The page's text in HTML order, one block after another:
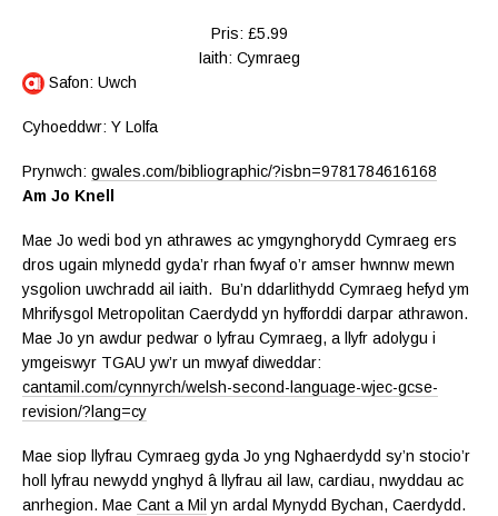
Pris: £5.99
Iaith: Cymraeg
Safon: Uwch
Cyhoeddwr: Y Lolfa
Prynwch: gwales.com/bibliographic/?isbn=9781784616168
Am Jo Knell
Mae Jo wedi bod yn athrawes ac ymgynghorydd Cymraeg ers
dros ugain mlynedd gyda’r rhan fwyaf o’r amser hwnnw mewn
ysgolion uwchradd ail iaith. Bu’n ddarlithydd Cymraeg hefyd ym
Mhrifysgol Metropolitan Caerdydd yn hyfforddi darpar athrawon.
Mae Jo yn awdur pedwar o lyfrau Cymraeg, a llyfr adolygu i
ymgeiswyr TGAU yw’r un mwyaf diweddar:
cantamil.com/cynnyrch/welsh-second-language-wjec-gcse-
revision/?lang=cy
Mae siop llyfrau Cymraeg gyda Jo yng Nghaerdydd sy’n stocio’r
holl lyfrau newydd ynghyd â llyfrau ail law, cardiau, nwyddau ac
anrhegion. Mae Cant a Mil yn ardal Mynydd Bychan, Caerdydd.